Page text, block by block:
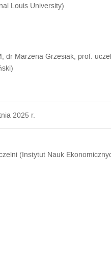
Louis University)
, dr Marzena Grzesiak, prof.
2025 r.
(Instytut Nauk